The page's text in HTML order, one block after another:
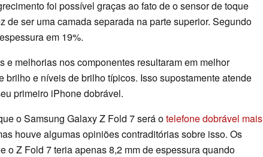
foi possível graças ao fato de o sensor de toque
de ser uma camada separada na parte superior. Segundo
em 19%.
e melhorias nos componentes resultaram em melhor
brilho e níveis de brilho típicos. Isso supostamente atende
primeiro iPhone dobrável.
o Samsung Galaxy Z Fold 7 será otelefone dobrável mais
houve algumas opiniões contraditórias sobre isso. Os
o Z Fold 7 teria apenas 8,2 mm de espessura quando